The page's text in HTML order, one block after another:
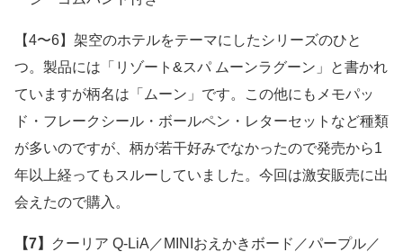
【4〜6】架空のホテルをテーマにしたシリーズのひと
つ。製品には「リゾート&スパ ムーンラグーン」と書かれ
ていますが柄名は「ムーン」です。この他にもメモパッ
ド・フレークシール・ボールペン・レターセットなど種類
が多いのですが、柄が若干好みでなかったので発売から1
年以上経ってもスルーしていました。今回は激安販売に出
会えたので購入。
【7】
クーリア Q-LiA／MINIおえかきボード／パープル／